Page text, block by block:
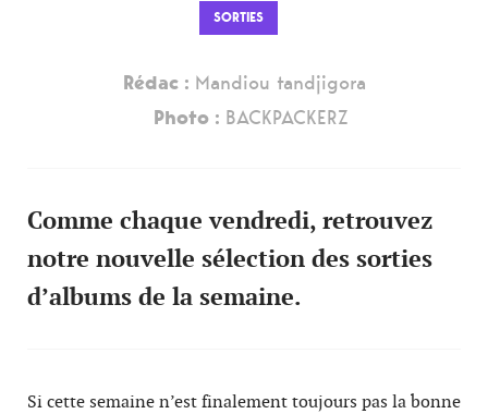
SORTIES
Rédac : Mandiou tandjigora
Photo : BACKPACKERZ
Comme chaque vendredi, retrouvez
notre nouvelle sélection des sorties
d’albums de la semaine.
Si cette semaine n’est finalement toujours pas la bonne